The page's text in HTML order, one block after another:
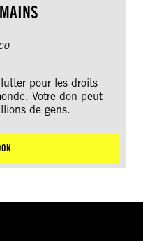
pour les droits
Votre don peut
de gens.